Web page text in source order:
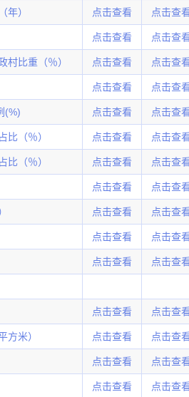
年） 点击查看 点击查
点击查看 点击查
村比重（％） 点击查看 点击查
点击查看 点击查
(%) 点击查看 点击查
比（％） 点击查看 点击查
比（％） 点击查看 点击查
点击查看 点击查
点击查看 点击查
点击查看 点击查
点击查看 点击查
点击查看 点击查
方米） 点击查看 点击查
点击查看 点击查
点击查看 点击查